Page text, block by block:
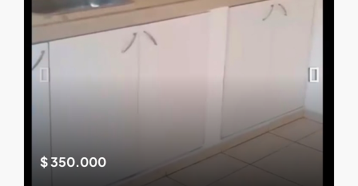
$ 350.000